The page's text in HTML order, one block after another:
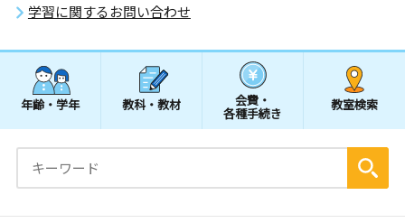
学習に関するお問い合わせ
年齢・学年 教科・教材 会費・
各種手続き
教室検索